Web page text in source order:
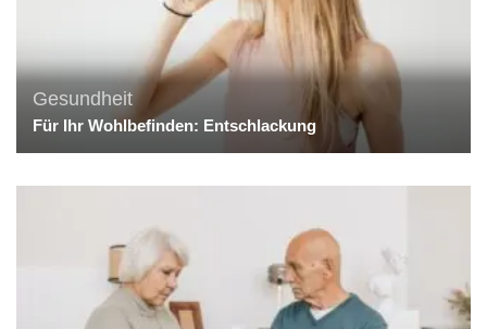
Gesundheit
Für Ihr Wohlbefinden: Entschlackung